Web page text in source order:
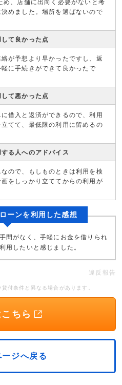
、店舗に出向く必要がないと考
めました。場所を選ばないので
て良かった点
が予想より早かったですし、返
に手続きができて良かったで
て悪かった点
借入と返済ができるので、利用
てて、最低限の利用に留めるの
る人へのアドバイス
ので、もしものときは利用を検
をしっかり立ててからの利用が
ーンを利用した感想
間がなく、手軽にお金を借りられ
用したいと感じました。
違反報告
付条件と異なる場合があります。
ちら
ジへ戻る